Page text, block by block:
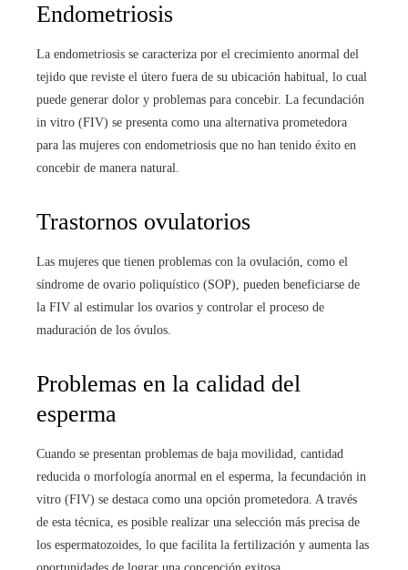
Endometriosis
La endometriosis se caracteriza por el crecimiento anormal del
tejido que reviste el útero fuera de su ubicación habitual, lo cual
puede generar dolor y problemas para concebir. La fecundación
in vitro (FIV) se presenta como una alternativa prometedora
para las mujeres con endometriosis que no han tenido éxito en
concebir de manera natural.
Trastornos ovulatorios
Las mujeres que tienen problemas con la ovulación, como el
síndrome de ovario poliquístico (SOP), pueden beneficiarse de
la FIV al estimular los ovarios y controlar el proceso de
maduración de los óvulos.
Problemas en la calidad del
esperma
Cuando se presentan problemas de baja movilidad, cantidad
reducida o morfología anormal en el esperma, la fecundación in
vitro (FIV) se destaca como una opción prometedora. A través
de esta técnica, es posible realizar una selección más precisa de
los espermatozoides, lo que facilita la fertilización y aumenta las